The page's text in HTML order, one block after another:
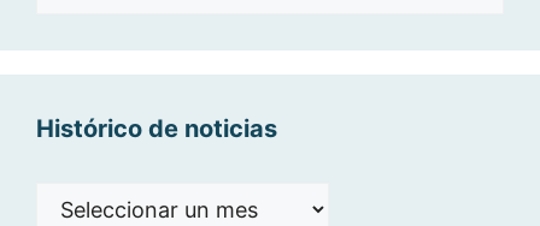
Histórico de noticias
Histórico